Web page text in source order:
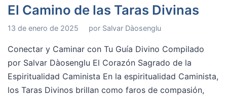
El Camino de las Taras Divinas
13 de enero de 2025 por Salvar Dàosenglu
Conectar y Caminar con Tu Guía Divino Compilado
por Salvar Dàosenglu El Corazón Sagrado de la
Espiritualidad Caminista En la espiritualidad Caminista,
los Taras Divinos brillan como faros de compasión,